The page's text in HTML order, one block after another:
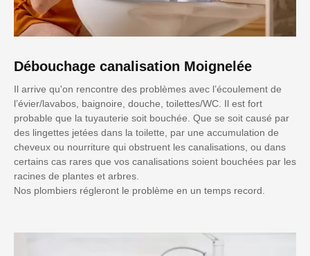
Débouchage canalisation Moignelée
Il arrive qu'on rencontre des problèmes avec l’écoulement de
l’évier/lavabos, baignoire, douche, toilettes/WC. Il est fort
probable que la tuyauterie soit bouchée. Que se soit causé par
des lingettes jetées dans la toilette, par une accumulation de
cheveux ou nourriture qui obstruent les canalisations, ou dans
certains cas rares que vos canalisations soient bouchées par les
racines de plantes et arbres.
Nos plombiers régleront le problème en un temps record.